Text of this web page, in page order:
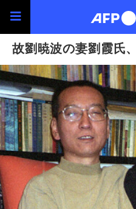
故劉暁波の妻劉霞氏